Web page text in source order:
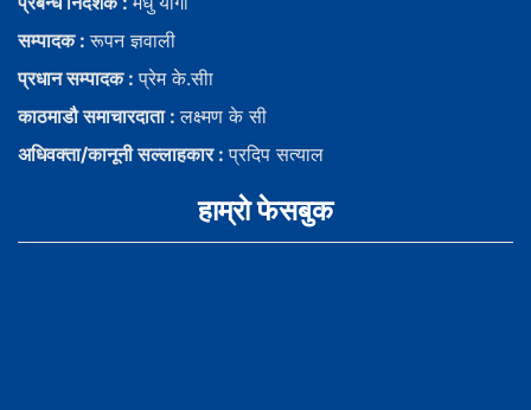
सम्पादक :रूपन ज्ञवाली
प्रधान सम्पादक :प्रेम के.सीा
काठमाडौ समाचारदाता :लक्ष्मण के सी
अधिवक्ता/कानूनी सल्लाहकार :प्रदिप सत्याल
हाम्राे फेसबुक